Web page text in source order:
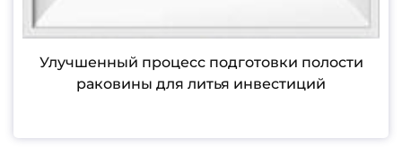
Улучшенный процесс подготовки полости
раковины для литья инвестиций